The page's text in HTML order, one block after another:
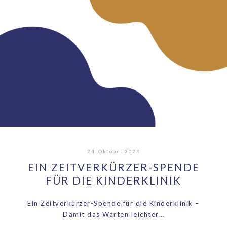
24. Oktober 2023
EIN ZEITVERKÜRZER-SPENDE
FÜR DIE KINDERKLINIK
Ein Zeitverkürzer-Spende für die Kinderklinik –
Damit das Warten leichter…